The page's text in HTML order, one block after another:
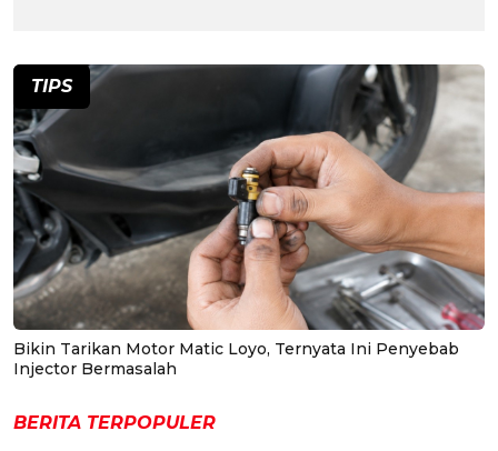
TIPS
Bikin Tarikan Motor Matic Loyo, Ternyata Ini Penyebab
Injector Bermasalah
BERITA TERPOPULER